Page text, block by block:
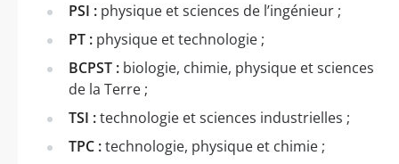
PSI : physique et sciences de l’ingénieur ;
PT : physique et technologie ;
BCPST : biologie, chimie, physique et sciences
de la Terre ;
TSI :technologie et sciences industrielles ;
TPC :technologie, physique et chimie ;